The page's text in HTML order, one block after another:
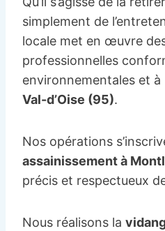
simplement de
locale met en œuvre
professionnelles
environnementales et
Val-d’Oise (95).
Nos opérations
assainissement à
précis et respectueux
Nous réalisons la